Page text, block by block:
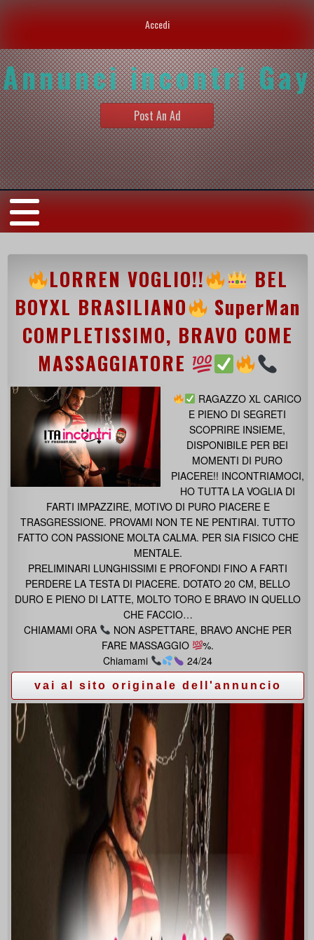
Accedi
Annunci incontri Gay
Post An Ad
LORREN VOGLIO!!
BEL
BOYXL BRASILIANO
SuperMan
COMPLETISSIMO, BRAVO COME
MASSAGGIATORE
RAGAZZO XL CARICO
E PIENO DI SEGRETI
SCOPRIRE INSIEME,
DISPONIBILE PER BEI
MOMENTI DI PURO
PIACERE!! INCONTRIAMOCI,
HO TUTTA LA VOGLIA DI
FARTI IMPAZZIRE, MOTIVO DI PURO PIACERE E
TRASGRESSIONE. PROVAMI NON TE NE PENTIRAI. TUTTO
FATTO CON PASSIONE MOLTA CALMA. PER SIA FISICO CHE
MENTALE.
PRELIMINARI LUNGHISSIMI E PROFONDI FINO A FARTI
PERDERE LA TESTA DI PIACERE. DOTATO 20 CM, BELLO
DURO E PIENO DI LATTE, MOLTO TORO E BRAVO IN QUELLO
CHE FACCIO…
CHIAMAMI ORA
NON ASPETTARE, BRAVO ANCHE PER
FARE MASSAGGIO
%.
Chiamami
24/24